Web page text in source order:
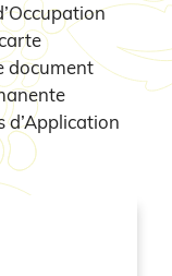
document
d’Application